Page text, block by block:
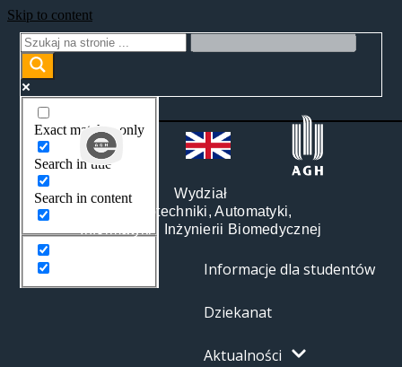
Skip to content
Exact matches only
Search in title
Search in content
Wydział
Elektrotechniki, Automatyki,
Informatyki i Inżynierii Biomedycznej
Informacje dla studentów
Dziekanat
Aktualności